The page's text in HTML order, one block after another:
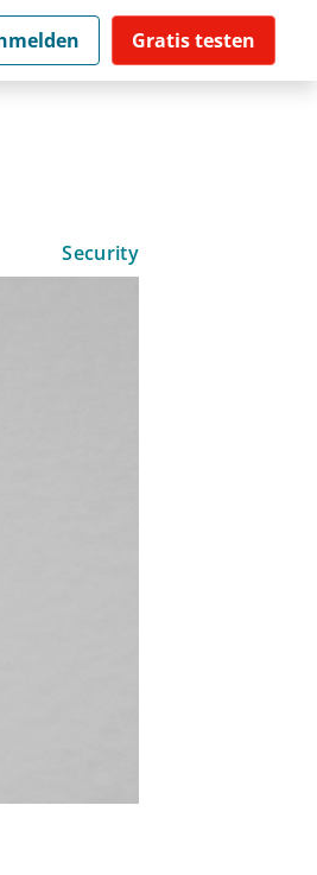
Gratis testen
Security